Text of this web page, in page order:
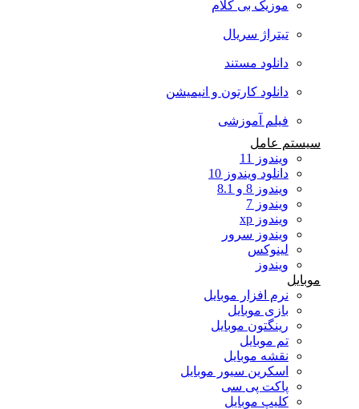
موزیک بی کلام
تیتراژ سریال
دانلود مستند
دانلود کارتون و انیمیشن
فیلم آموزشی
سیستم عامل
ویندوز 11
دانلود ویندوز 10
ویندوز 8 و 8.1
ویندوز 7
ویندوز xp
ویندوز سرور
لینوکس
ویندوز
موبایل
نرم افزار موبایل
بازی موبایل
رینگتون موبایل
تم موبایل
نقشه موبایل
اسکرین سیور موبایل
پاکت پی سی
کلیپ موبایل